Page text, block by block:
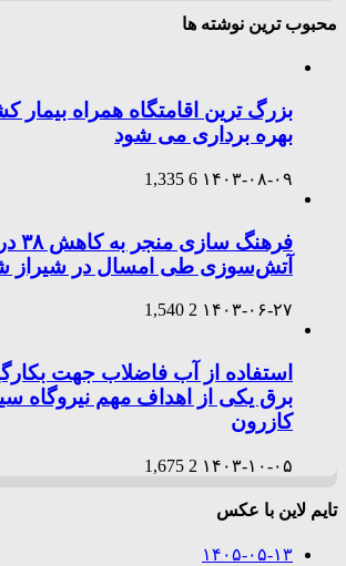
محبوب ترین نوشته ها
بزرگ ترین اقامتگاه همراه بیمار
بهره برداری می شود
۱۴۰۳-۰۸-۰۹ 6
1,335
آتش‌سوزی طی امسال در شیراز
۱۴۰۳-۰۶-۲۷ 2
1,540
استفاده از آب فاضلاب جهت
برق یکی از اهداف مهم نیروگاه
کازرون
۱۴۰۳-۱۰-۰۵ 2
1,675
تایم لاین با عکس
۱۴۰۵-۰۵-۱۳